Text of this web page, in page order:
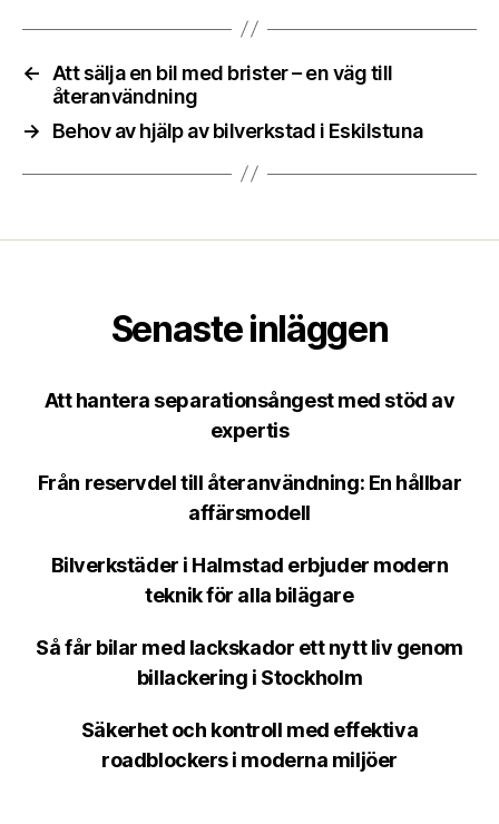
← Att sälja en bil med brister – en väg till
återanvändning
→
Behov av hjälp av bilverkstad i Eskilstuna
Senaste inläggen
Att hantera separationsångest med stöd av
expertis
Från reservdel till återanvändning: En hållbar
affärsmodell
Bilverkstäder i Halmstad erbjuder modern
teknik för alla bilägare
Så får bilar med lackskador ett nytt liv genom
billackering i Stockholm
Säkerhet och kontroll med effektiva
roadblockers i moderna miljöer